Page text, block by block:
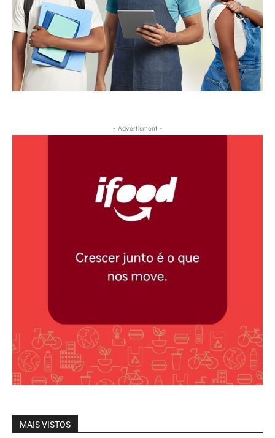
- Advertisment -
MAIS VISTOS